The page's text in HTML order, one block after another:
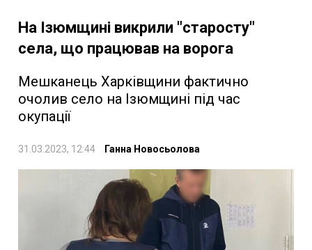
На Ізюмщині викрили "старосту"
села, що працював на ворога
Мешканець Харківщини фактично
очолив село на Ізюмщині під час
окупації
31.03.2023, 12:44 Ганна Новосьолова